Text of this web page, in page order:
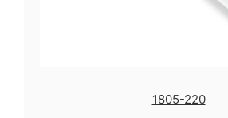
1805-220